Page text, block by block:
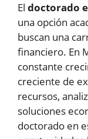
El doctorado
una opción
buscan una
financiero. En
constante
creciente de
recursos,
soluciones
doctorado en